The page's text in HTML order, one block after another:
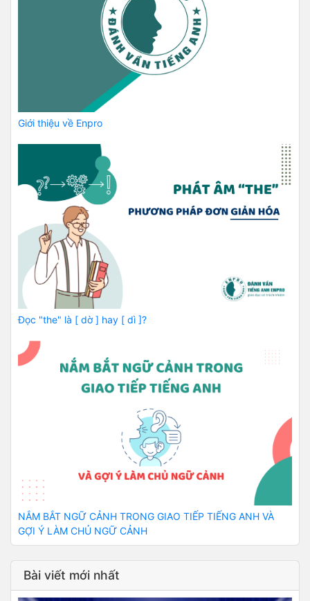
Giới thiệu về Enpro
Đọc "the" là [ dờ ] hay [ dì ]?
NẮM BẮT NGỮ CẢNH TRONG GIAO TIẾP TIẾNG ANH VÀ
GỢI Ý LÀM CHỦ NGỮ CẢNH
Bài viết mới nhất